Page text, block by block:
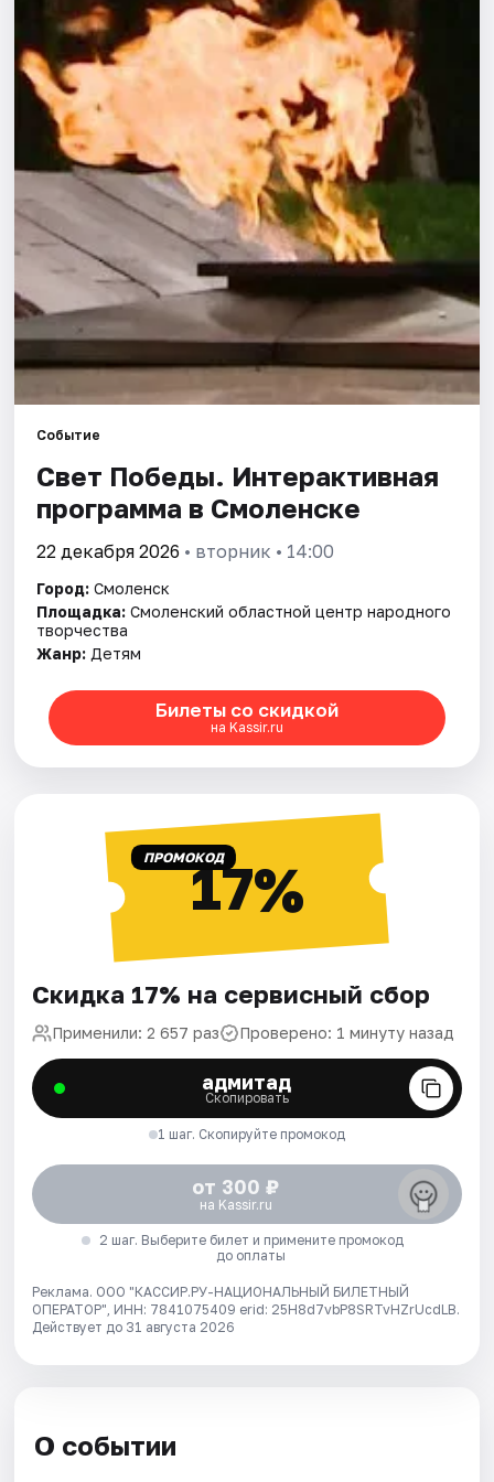
Города
Площадки
Артисты
Рейтинги
Событие
Свет Победы. Интерактивная
программа в Смоленске
22 декабря 2026 • вторник • 14:00
Город: Смоленск
Площадка: Смоленский областной центр народного
творчества
Жанр: Детям
Билеты со скидкой
на Kassir.ru
ПРОМОКОД17%
Скидка 17% на сервисный сбор
Применили: 2 657 раз Проверено: 1 минуту назад
адмитад
Скопировать
1 шаг. Скопируйте промокод
от 300 ₽
на Kassir.ru
2 шаг. Выберите билет и примените промокод
до оплаты
Реклама. ООО "КАССИР.РУ-НАЦИОНАЛЬНЫЙ БИЛЕТНЫЙ
ОПЕРАТОР", ИНН: 7841075409 erid: 25H8d7vbP8SRTvHZrUcdLB.
Действует до 31 августа 2026
О событии